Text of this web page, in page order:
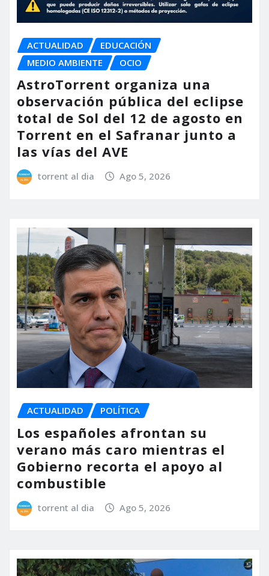
ACTUALIDAD
EDUCACIÓN
MEDIO AMBIENTE
OCIO
AstroTorrent organiza una
observación pública del eclipse
total de Sol del 12 de agosto en
Torrent en el Safranar junto a
las vías del AVE
torrent al dia Ago 5, 2026
ACTUALIDAD POLÍTICA
Los españoles afrontan su
verano más caro mientras el
Gobierno recorta el apoyo al
combustible
torrent al dia Ago 5, 2026